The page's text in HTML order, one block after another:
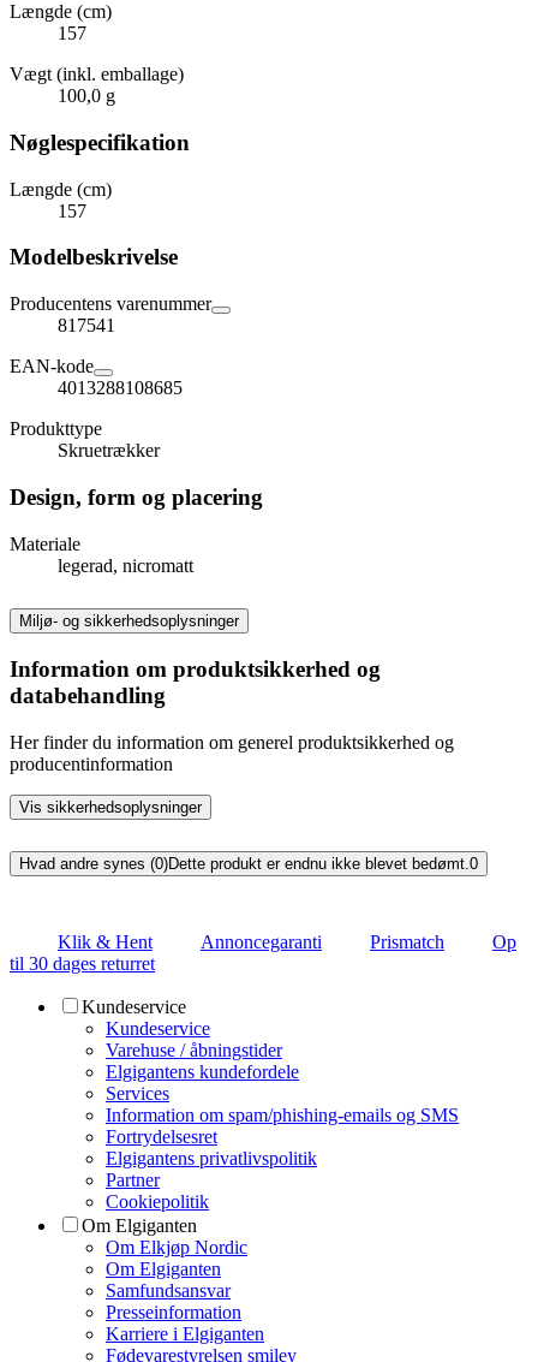
Længde (cm)
157
Vægt (inkl. emballage)
100,0 g
Nøglespecifikation
Længde (cm)
157
Modelbeskrivelse
Producentens varenummer
817541
EAN-kode
4013288108685
Produkttype
Skruetrækker
Design, form og placering
Materiale
legerad, nicromatt
Miljø- og sikkerhedsoplysninger
Information om produktsikkerhed og
databehandling
Her finder du information om generel produktsikkerhed og
producentinformation
Vis sikkerhedsoplysninger
Hvad andre synes (0)Dette produkt er endnu ikke blevet bedømt.0
Klik & Hent Annoncegaranti Prismatch
Op
til 30 dages returret
Kundeservice
Kundeservice
Varehuse / åbningstider
Elgigantens kundefordele
Services
Information om spam/phishing-emails og SMS
Fortrydelsesret
Elgigantens privatlivspolitik
Partner
Cookiepolitik
Om Elgiganten
Om Elkjøp Nordic
Om Elgiganten
Samfundsansvar
Presseinformation
Karriere i Elgiganten
Fødevarestyrelsen smiley